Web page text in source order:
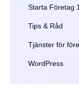
Starta Företag
Tips & Råd
Tjänster för
WordPress